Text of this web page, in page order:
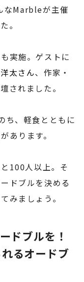
なMarbleが主催
。
実施。ゲストに
太さん、作家・
されました。
ち、軽食とともに
あります。
100人以上。そ
ドブルを決める
みましょう。
ドブルを！
るオードブ